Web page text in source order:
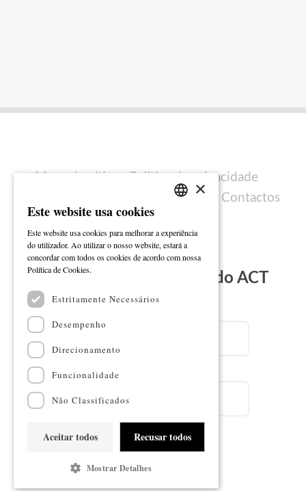
Mapa do sítio
Política de privacidade
Ficha técnica Contactos
Subscreva a Newsletter do ACT
Subscrever
Mapa do sítio
ENGLISH
×
Este website usa cookies
Este website usa cookies para melhorar a experiência
do utilizador. Ao utilizar o nosso website, estará a
concordar com todos os cookies de acordo com nossa
Política de Cookies.
Estritamente Necessários
Desempenho
Direcionamento
Funcionalidade
Não Classificados
Aceitar todos Recusar todos
Mostrar Detalhes